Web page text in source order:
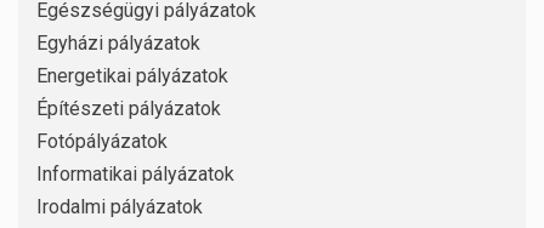
Egészségügyi pályázatok
Egyházi pályázatok
Energetikai pályázatok
Építészeti pályázatok
Fotópályázatok
Informatikai pályázatok
Irodalmi pályázatok